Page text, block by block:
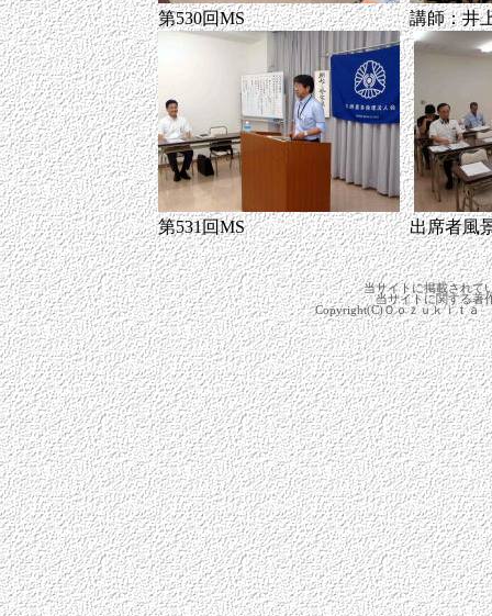
第530回MS 講師：
第531回MS 出席者風
当サイトに掲載されて
当サイトに関する著
Copyright(C)Ｏｏｚｕｋｉｔａ